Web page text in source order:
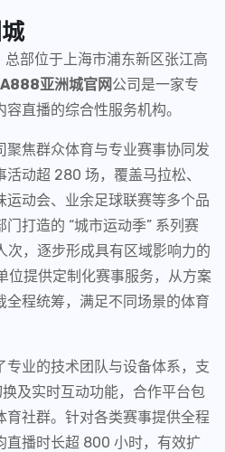
部位于上海市浦东新区张江高
亚洲城官网公司是一家专
直播的综合性服务机构。
聚焦群众体育与专业赛事协同发
动超 280 场，覆盖马拉松、
运动会、业余足球联赛等多个品
打造的 “城市运动季” 系列赛
次，逐步形成具有区域影响力的
位提供定制化赛事服务，从方案
全程统筹，满足不同场景的体育
专业的技术团队与设备体系，支
及实时互动功能，合作平台包
社群。针对各类赛事提供全程
直播时长超 800 小时，有效扩